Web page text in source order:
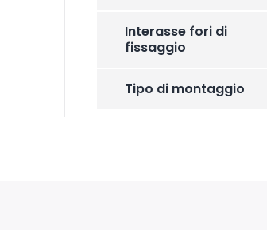
Interasse fori di
fissaggio
Tipo di montaggio